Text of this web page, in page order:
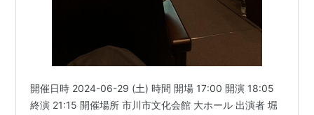
あそびにいくヨ！（ジェンス）
オオカミさんと七人の仲間たち（桐木アリス）
おとめ妖怪 ざくろ（鬼灯）
ぬらりひょんの孫/ぬらりひょんの孫 千年魔京（雪女
（氷麗））
B型H系（竹下美春）
開催日時 2024-06-29 (土) 時間 開場 17:00 開演 18:05
終演 21:15 開催場所 市川市文化会館 大ホール 出演者 堀